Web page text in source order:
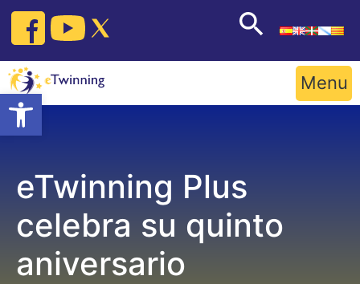
Open toolbar
Skip
content
Menu
eTwinning Plus
celebra su quinto
aniversario